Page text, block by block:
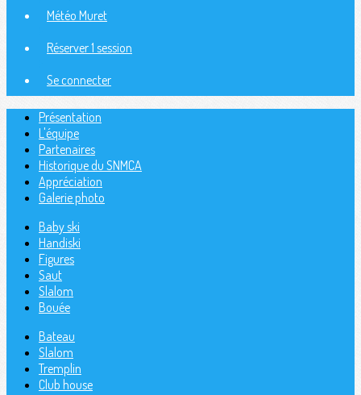
Météo Muret
Réserver 1 session
Se connecter
Présentation
L'équipe
Partenaires
Historique du SNMCA
Appréciation
Galerie photo
Baby ski
Handiski
Figures
Saut
Slalom
Bouée
Bateau
Slalom
Tremplin
Club house